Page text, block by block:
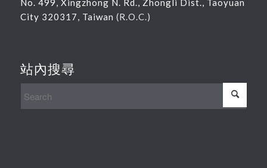
City 320317, Taiwan (R.O.C.)
站內搜尋